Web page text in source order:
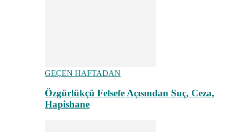
GEÇEN HAFTADAN
Özgürlükçü Felsefe Açısından Suç, Ceza,
Hapishane